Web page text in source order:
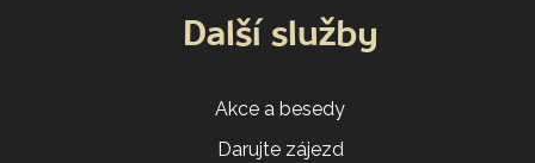
Další služby
Akce a besedy
Darujte zájezd